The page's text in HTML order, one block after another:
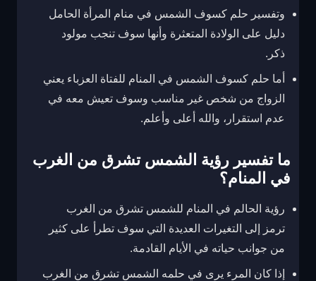
وتفسير حلم كسوف الشمس في منام المرأة الحامل
دليل على الولادة المتعثرة وأنها سوف تنجب مولود
ذكر.
أما حلم كسوف الشمس في المنام للفتاة العزباء يعني
الزواج من شخص غير مناسب وسوف تعيش معه في
عدم استقرار، والله أعلى وأعلم.
ما تفسير رؤية الشمس تشرق من الغرب
في المنام؟
رؤية الحالم في المنام للشمس تشرق من الغرب
ترمز إلى التغيرات العديدة التي سوف تطرأ على كثير
من جوانب حياته في الأيام القادمة.
إذا كان المرء يرى في حلمه الشمس تشرق من الغرب